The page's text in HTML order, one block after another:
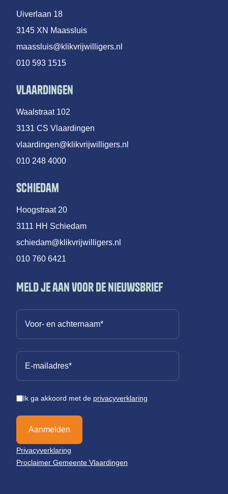
Uiverlaan 18
3145 XN Maassluis
maassluis@klikvrijwilligers.nl
010 593 1515
Vlaardingen
Waalstraat 102
3131 CS Vlaardingen
vlaardingen@klikvrijwilligers.nl
010 248 4000
Schiedam
Hoogstraat 20
3111 HH Schiedam
schiedam@klikvrijwilligers.nl
010 760 6421
Meld je aan voor de nieuwsbrief
Ik ga akkoord met de privacyverklaring
Aanmelden
Privacyverklaring
Proclaimer Gemeente Vlaardingen